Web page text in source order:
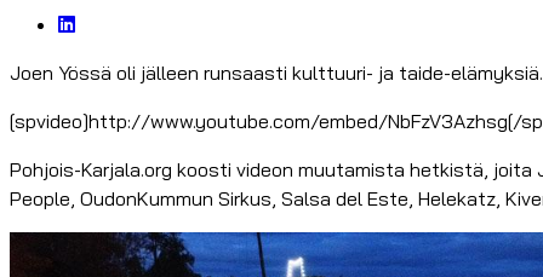
Joen Yössä oli jälleen runsaasti kulttuuri- ja taide-elämyksiä.
[spvideo]http://www.youtube.com/embed/NbFzV3Azhsg[/
Pohjois-Karjala.org koosti videon muutamista hetkistä,
People, OudonKummun Sirkus, Salsa del Este, Helekatz,